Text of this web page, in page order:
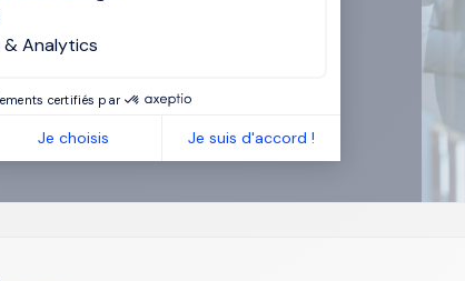
& Analytics
certifiés par
Je choisis Je suis d'accord !
de mes données personnelles.